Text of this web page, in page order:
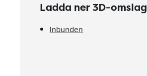
Ladda ner 3D-omslag
Inbunden